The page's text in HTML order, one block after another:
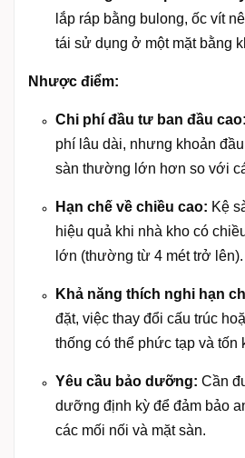
lắp ráp bằng bulong, ốc vít
tái sử dụng ở một mặt bằng
Nhược điểm:
Chi phí đầu tư ban đầu cao:
phí lâu dài, nhưng khoản
sàn thường lớn hơn so với
Hạn chế về chiều cao: Kệ
hiệu quả khi nhà kho có
lớn (thường từ 4 mét trở lên).
Khả năng thích nghi hạn
đặt, việc thay đổi cấu trúc
thống có thể phức tạp và tốn
Yêu cầu bảo dưỡng: Cần
dưỡng định kỳ để đảm bảo
các mối nối và mặt sàn.